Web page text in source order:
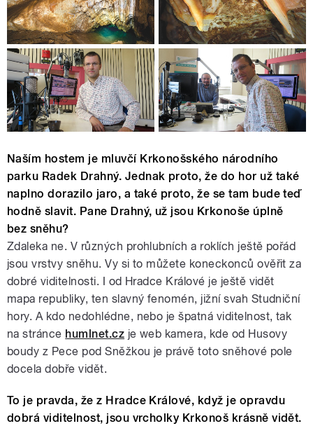
Naším hostem je mluvčí Krkonošského národního
parku Radek Drahný. Jednak proto, že do hor už také
naplno dorazilo jaro, a také proto, že se tam bude teď
hodně slavit. Pane Drahný, už jsou Krkonoše úplně
bez sněhu?
Zdaleka ne. V různých prohlubních a roklích ještě pořád
jsou vrstvy sněhu. Vy si to můžete koneckonců ověřit za
dobré viditelnosti. I od Hradce Králové je ještě vidět
mapa republiky, ten slavný fenomén, jižní svah Studniční
hory. A kdo nedohlédne, nebo je špatná viditelnost, tak
na stránce humlnet.cz je web kamera, kde od Husovy
boudy z Pece pod Sněžkou je právě toto sněhové pole
docela dobře vidět.
To je pravda, že z Hradce Králové, když je opravdu
dobrá viditelnost, jsou vrcholky Krkonoš krásně vidět.